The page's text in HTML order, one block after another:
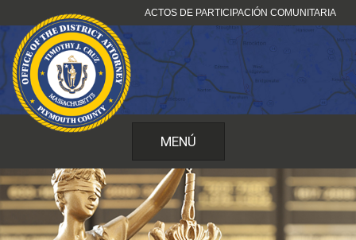
al
contenido
ACTOS DE PARTICIPACIÓN COMUNITARIA
MENÚ